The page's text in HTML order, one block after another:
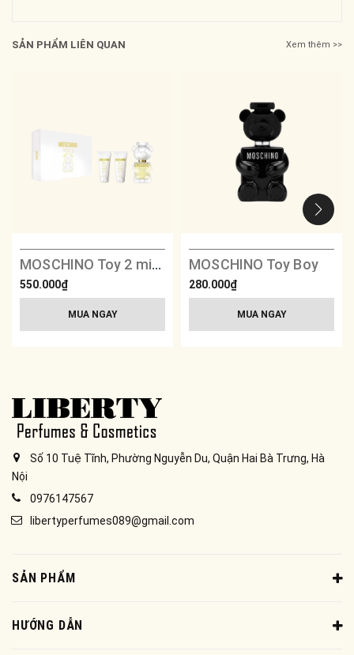
SẢN PHẨM LIÊN QUAN Xem thêm >>
MOSCHINO Toy 2 mini gift set
550.000₫
MUA NGAY
MOSCHINO Toy Boy
280.000₫
MUA NGAY
Số 10 Tuệ Tĩnh, Phường Nguyễn Du, Quận Hai Bà Trưng, Hà
Nội
0976147567
libertyperfumes089@gmail.com
SẢN PHẨM
HƯỚNG DẪN